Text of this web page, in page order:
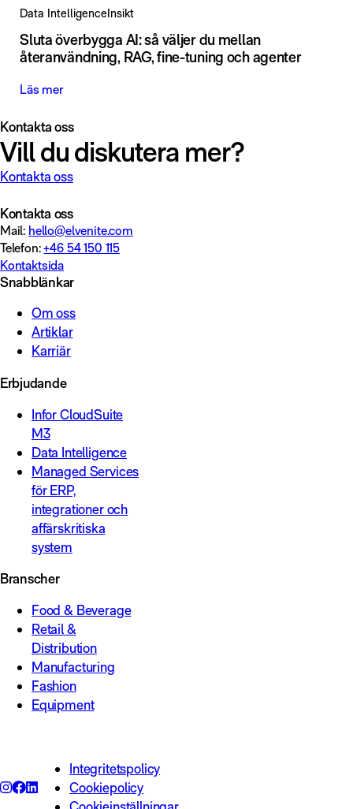
Data IntelligenceInsikt
Sluta överbygga AI: så väljer du mellan
återanvändning, RAG, fine-tuning och agenter
Läs mer
Kontakta oss
Vill du diskutera mer?
Kontakta oss
Kontakta oss
Mail: hello@elvenite.com
Telefon:+46 54 150 115
Kontaktsida
Snabblänkar
Om oss
Artiklar
Karriär
Erbjudande
Infor CloudSuite
M3
Data Intelligence
Managed Services
för ERP,
integrationer och
affärskritiska
system
Branscher
Food & Beverage
Retail &
Distribution
Manufacturing
Fashion
Equipment
Integritetspolicy
Cookiepolicy